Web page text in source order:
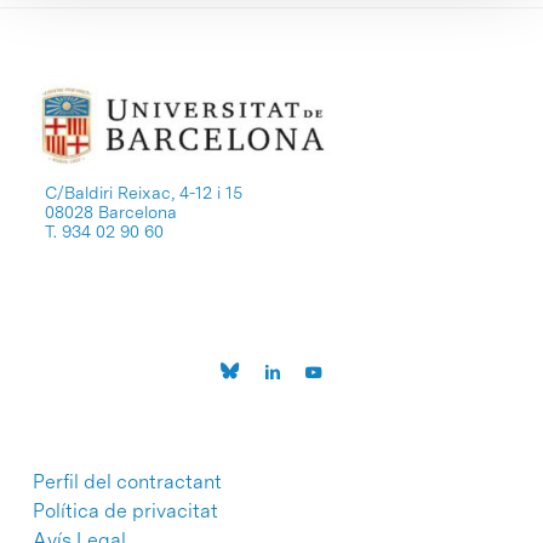
C/Baldiri Reixac, 4-12 i 15
08028 Barcelona
T. 934 02 90 60
Perfil del contractant
Política de privacitat